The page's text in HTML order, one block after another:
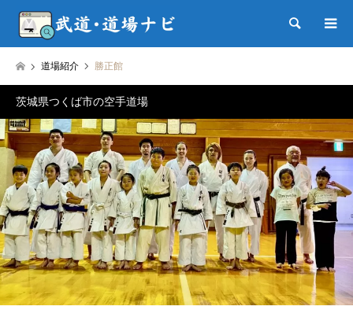
検索
道場紹介 勝正館
茨城県つくば市の空手道場